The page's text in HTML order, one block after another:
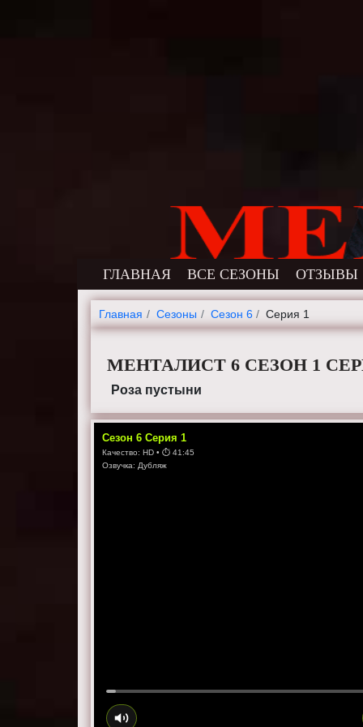
ГЛАВНАЯ ВСЕ СЕЗОНЫ ОТЗЫВЫ
Главная Cезоны Сезон 6 Серия 1
МЕНТАЛИСТ 6 СЕЗОН 1
Роза пустыни
Сезон6 Серия1
Качество:HD • ⏱41:45
Озвучка: Дубляж